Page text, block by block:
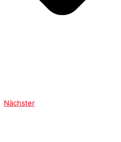
Nächster